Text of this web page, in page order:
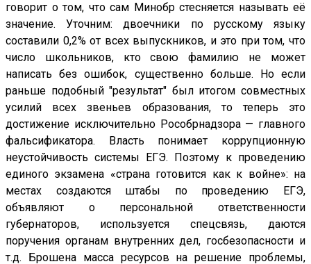
говорит о том, что сам Минобр стесняется называть её
значение. Уточним: двоечники по русскому языку
составили 0,2% от всех выпускников, и это при том, что
число школьников, кто свою фамилию не может
написать без ошибок, существенно больше. Но если
раньше подобный "результат" был итогом совместных
усилий всех звеньев образования, то теперь это
достижение исключительно Рособрнадзора — главного
фальсификатора. Власть понимает коррупционную
неустойчивость системы ЕГЭ. Поэтому к проведению
единого экзамена «страна готовится как к войне»: на
местах создаются штабы по проведению ЕГЭ,
объявляют о персональной ответственности
губернаторов, используется спецсвязь, даются
поручения органам внутренних дел, госбезопасности и
т.д. Брошена масса ресурсов на решение проблемы,